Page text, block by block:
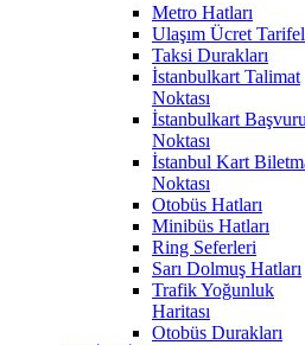
Metro Hatları
Ulaşım Ücret
Taksi Durakları
İstanbulkart Talimat
Noktası
İstanbulkart Başvuru
Noktası
İstanbul Kart
Noktası
Otobüs Hatları
Minibüs Hatları
Ring Seferleri
Sarı Dolmuş Hatları
Trafik Yoğunluk
Haritası
Otobüs Durakları